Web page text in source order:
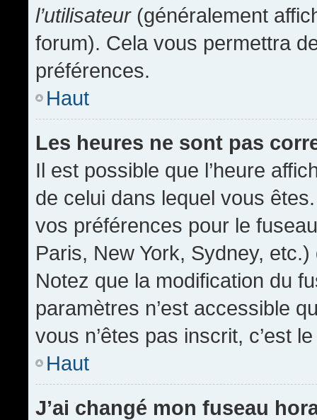
l’utilisateur(généralement
forum). Cela vous permettra
préférences.
Haut
Les heures ne sont pas
Il est possible que l’heure
de celui dans lequel vous
vos préférences pour le
Paris, New York, Sydney,
Notez que la modification du
paramètres n’est accessible
vous n’êtes pas inscrit, c’est
Haut
J’ai changé mon fuseau